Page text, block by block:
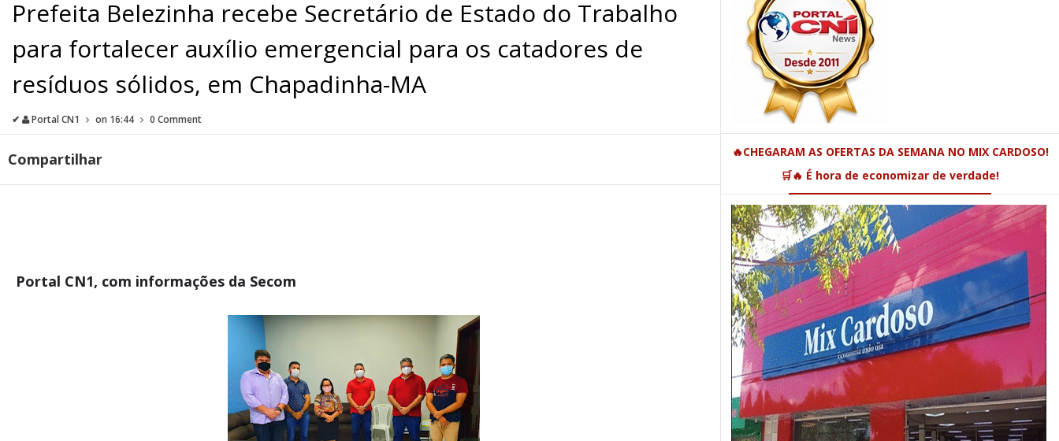
Prefeita Belezinha recebe Secretário de Estado do Trabalho
para fortalecer auxílio emergencial para os catadores de
resíduos sólidos, em Chapadinha-MA
✔ Portal CN1 on 16:44 0 Comment
Compartilhar
Portal CN1, com informações da Secom
🔥CHEGARAM AS OFERTAS DA SEMANA NO MIX CARDOSO!
🛒🔥 É hora de economizar de verdade!